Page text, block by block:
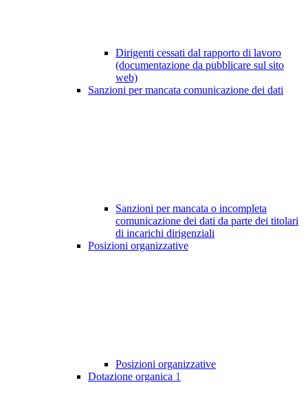
Dirigenti cessati dal rapporto di lavoro
(documentazione da pubblicare sul sito
web)
Sanzioni per mancata comunicazione dei dati
Sanzioni per mancata o incompleta
comunicazione dei dati da parte dei titolari
di incarichi dirigenziali
Posizioni organizzative
Posizioni organizzative
Dotazione organica 1